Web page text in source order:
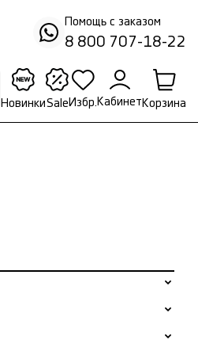
Помощь с заказом
8 800 707-18-22
НовинкиSale Избр. Кабинет Корзина